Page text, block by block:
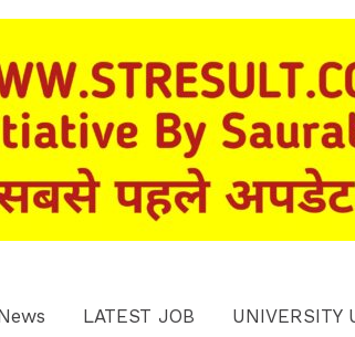
LATEST JOB UNIVERSITY